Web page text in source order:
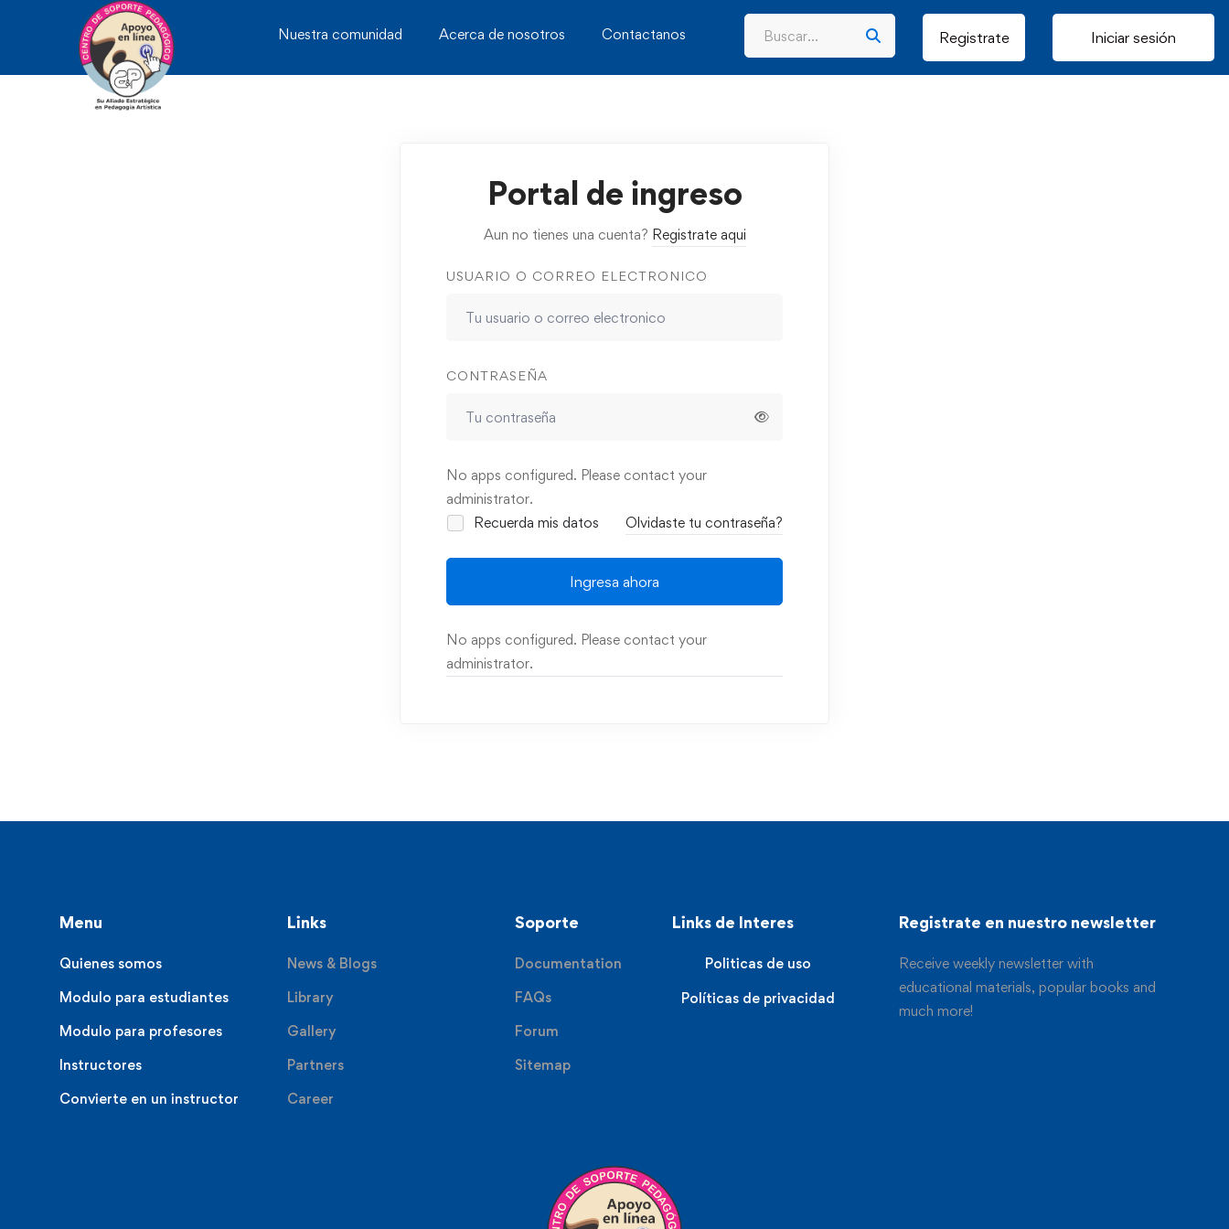
Nuestra comunidad Acerca de nosotros Contactanos Registrate Iniciar sesión
Portal de ingreso
Aun no tienes una cuenta? Registrate aqui
USUARIO O CORREO ELECTRONICO
CONTRASEÑA
No apps configured. Please contact your
administrator.
Recuerda mis datos
Olvidaste tu contraseña?
Ingresa ahora
No apps configured. Please contact your
administrator.
Menu
Quienes somos
Modulo para estudiantes
Modulo para profesores
Instructores
Convierte en un instructor
Links
News & Blogs
Library
Gallery
Partners
Career
Soporte
Documentation
FAQs
Forum
Sitemap
Links de Interes
Politicas de uso
Políticas de privacidad
Registrate en nuestro newsletter
Receive weekly newsletter with
educational materials, popular books and
much more!